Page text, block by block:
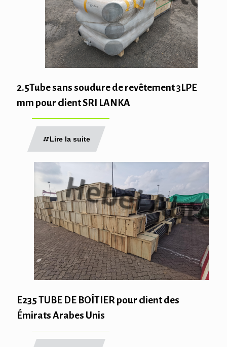
2.5Tube sans soudure de revêtement 3LPE
mm pour client SRI LANKA
Lire la suite
E235 TUBE DE BOÎTIER pour client des
Émirats Arabes Unis